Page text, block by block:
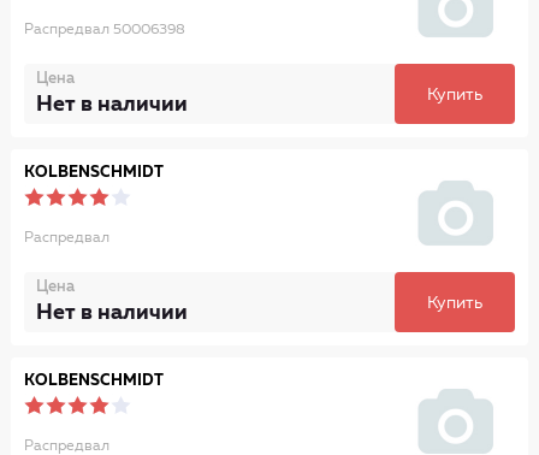
Распредвал 50006398
Цена
Нет в наличии Купить
KOLBENSCHMIDT
Распредвал
Цена
Нет в наличии Купить
KOLBENSCHMIDT
Распредвал